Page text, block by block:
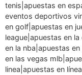
tenis|apuestas en
eventos deportivos
en golf|apuestas en
league|apuestas en
en la nba|apuestas
en las vegas
linea|apuestas en